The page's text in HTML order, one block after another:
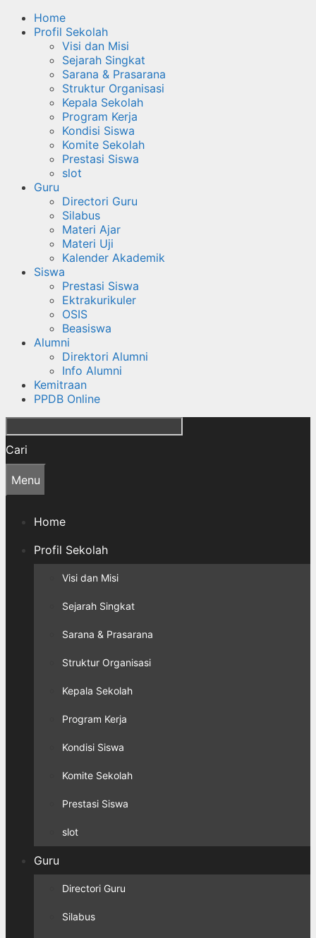
Home
Profil Sekolah
Visi dan Misi
Sejarah Singkat
Sarana & Prasarana
Struktur Organisasi
Kepala Sekolah
Program Kerja
Kondisi Siswa
Komite Sekolah
Prestasi Siswa
slot
Guru
Directori Guru
Silabus
Materi Ajar
Materi Uji
Kalender Akademik
Siswa
Prestasi Siswa
Ektrakurikuler
OSIS
Beasiswa
Alumni
Direktori Alumni
Info Alumni
Kemitraan
PPDB Online
Cari
Menu
Home
Profil Sekolah
Visi dan Misi
Sejarah Singkat
Sarana & Prasarana
Struktur Organisasi
Kepala Sekolah
Program Kerja
Kondisi Siswa
Komite Sekolah
Prestasi Siswa
slot
Guru
Directori Guru
Silabus